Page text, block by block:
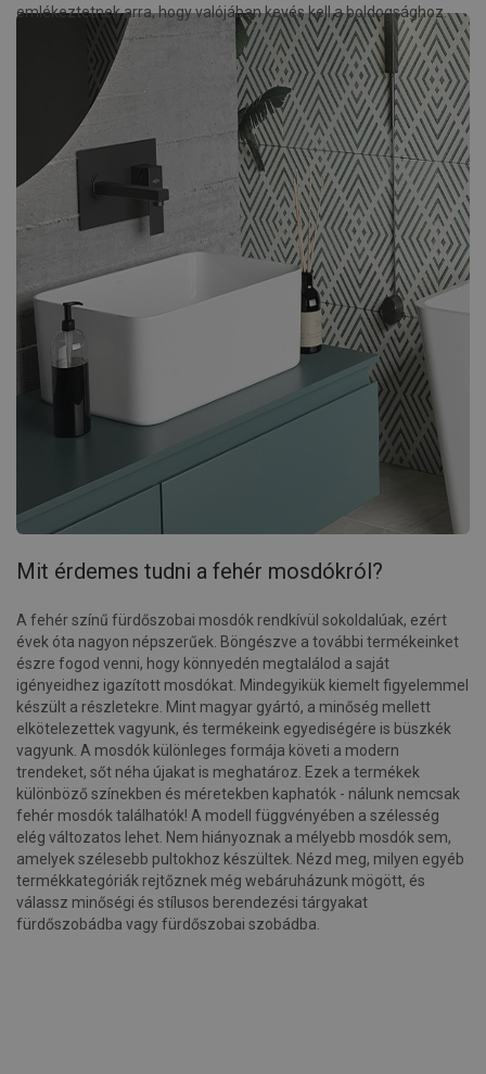
emlékeztetnek arra, hogy valójában kevés kell a boldogsághoz.
Mit érdemes tudni a fehér mosdókról?
A fehér színű fürdőszobai mosdók rendkívül sokoldalúak, ezért
évek óta nagyon népszerűek. Böngészve a további termékeinket
észre fogod venni, hogy könnyedén megtalálod a saját
igényeidhez igazított mosdókat. Mindegyikük kiemelt figyelemmel
készült a részletekre. Mint magyar gyártó, a minőség mellett
elkötelezettek vagyunk, és termékeink egyediségére is büszkék
vagyunk. A mosdók különleges formája követi a modern
trendeket, sőt néha újakat is meghatároz. Ezek a termékek
különböző színekben és méretekben kaphatók - nálunk nemcsak
fehér mosdók találhatók! A modell függvényében a szélesség
elég változatos lehet. Nem hiányoznak a mélyebb mosdók sem,
amelyek szélesebb pultokhoz készültek. Nézd meg, milyen egyéb
termékkategóriák rejtőznek még webáruházunk mögött, és
válassz minőségi és stílusos berendezési tárgyakat
fürdőszobádba vagy fürdőszobai szobádba.